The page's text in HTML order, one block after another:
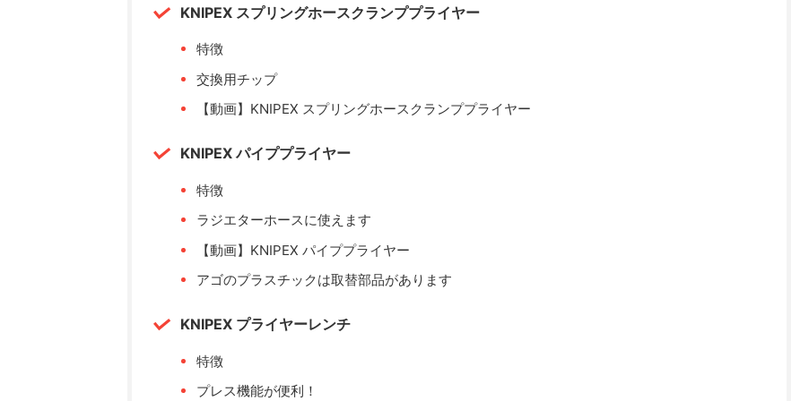
KNIPEX スプリングホースクランププライヤー
特徴
交換用チップ
【動画】KNIPEX スプリングホースクランププライヤー
KNIPEX パイププライヤー
特徴
ラジエターホースに使えます
【動画】KNIPEX パイププライヤー
アゴのプラスチックは取替部品があります
KNIPEX プライヤーレンチ
特徴
プレス機能が便利！